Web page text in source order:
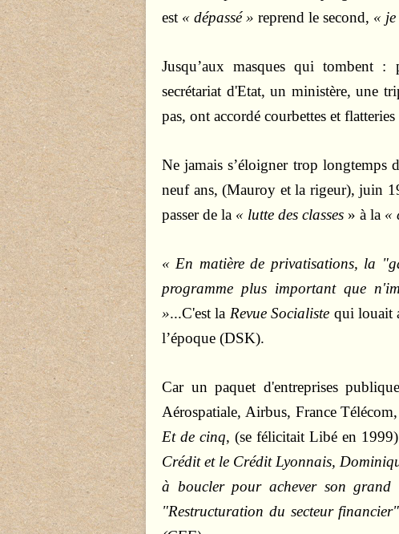
est « dépassé » reprend le second, «
Jusqu’aux masques qui tombent
secrétariat d'Etat, un ministère, une
pas, ont accordé courbettes et
Ne jamais s’éloigner trop longtemps
neuf ans, (Mauroy et la rigeur), juin
passer de la « lutte des classes » à la «
« En matière de privatisations, la
programme plus important que
»...C'est la RevueSocialiste qui louait
l’époque (DSK).
Car un paquet d'entreprises
Aérospatiale, Airbus, France
Et de cinq, (se félicitait Libé en 1999)
Crédit et le Crédit Lyonnais,
à boucler pour achever son grand
"Restructuration du secteur